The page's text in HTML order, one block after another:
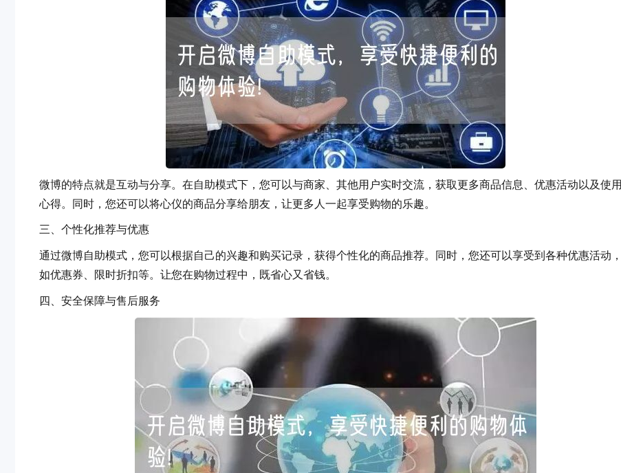
微博的特点就是互动与分享。在自助模式下，您可以与商家、其他用户实时交流，获取更多商品信息、优惠活动以及使用
心得。同时，您还可以将心仪的商品分享给朋友，让更多人一起享受购物的乐趣。
三、个性化推荐与优惠
通过微博自助模式，您可以根据自己的兴趣和购买记录，获得个性化的商品推荐。同时，您还可以享受到各种优惠活动，
如优惠券、限时折扣等。让您在购物过程中，既省心又省钱。
四、安全保障与售后服务